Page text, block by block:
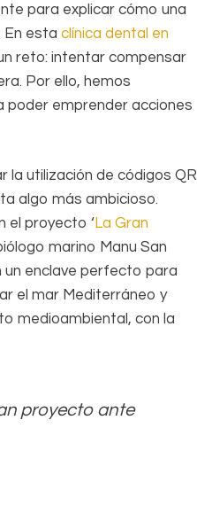
para explicar cómo una
En esta clínica dental en
reto: intentar compensar
Por ello, hemos
poder emprender acciones
la utilización de códigos QR
algo más ambicioso.
el proyecto ‘ La Gran
marino Manu San
un enclave perfecto para
el mar Mediterráneo y
medioambiental, con la
proyecto ante